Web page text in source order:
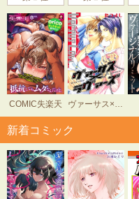
COMIC失楽天
新着コミック